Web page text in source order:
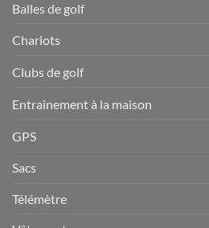
Balles de golf
Chariots
Clubs de golf
Entrainement à la maison
GPS
Sacs
Télémètre